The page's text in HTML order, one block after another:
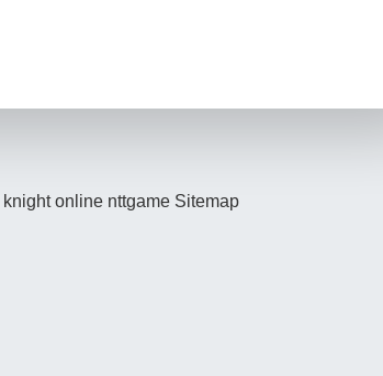
knight online nttgame Sitemap